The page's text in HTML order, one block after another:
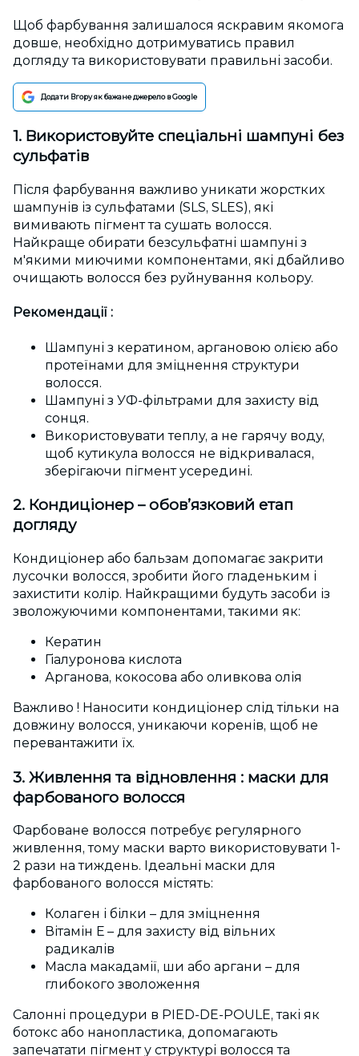
Щоб фарбування залишалося яскравим якомога
довше, необхідно дотримуватись правил
догляду та використовувати правильні засоби.
Додати Вгору як бажане джерело в Google
1. Використовуйте спеціальні шампуні без
сульфатів
Після фарбування важливо уникати жорстких
шампунів із сульфатами (SLS, SLES), які
вимивають пігмент та сушать волосся.
Найкраще обирати безсульфатні шампуні з
м'якими миючими компонентами, які дбайливо
очищають волосся без руйнування кольору.
Рекомендації :
Шампуні з кератином, аргановою олією або
протеїнами для зміцнення структури
волосся.
Шампуні з УФ-фільтрами для захисту від
сонця.
Використовувати теплу, а не гарячу воду,
щоб кутикула волосся не відкривалася,
зберігаючи пігмент усередині.
2. Кондиціонер – обов’язковий етап
догляду
Кондиціонер або бальзам допомагає закрити
лусочки волосся, зробити його гладеньким і
захистити колір. Найкращими будуть засоби із
зволожуючими компонентами, такими як:
Кератин
Гіалуронова кислота
Арганова, кокосова або оливкова олія
Важливо ! Наносити кондиціонер слід тільки на
довжину волосся, уникаючи коренів, щоб не
перевантажити їх.
3. Живлення та відновлення : маски для
фарбованого волосся
Фарбоване волосся потребує регулярного
живлення, тому маски варто використовувати 1-
2 рази на тиждень. Ідеальні маски для
фарбованого волосся містять:
Колаген і білки – для зміцнення
Вітамін Е – для захисту від вільних
радикалів
Масла макадамії, ши або аргани – для
глибокого зволоження
Салонні процедури в PIED-DE-POULE, такі як
ботокс або нанопластика, допомагають
запечатати пігмент у структурі волосся та